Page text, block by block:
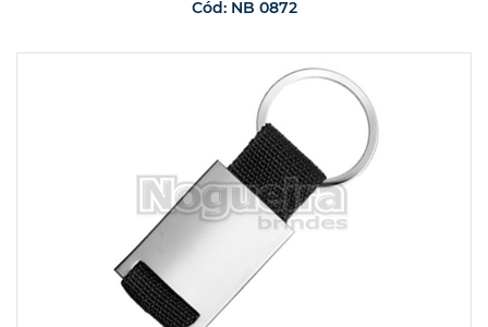
Cód: NB 0872
SOLICITAR ORÇAMENTO